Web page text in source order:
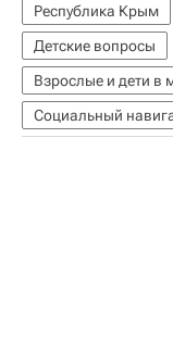
Республика Крым
Детские вопросы
Социальный